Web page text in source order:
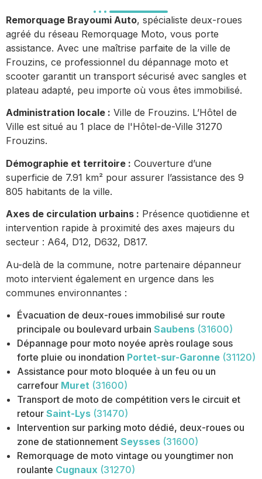
Remorquage Brayoumi Auto, spécialiste deux-roues
agréé du réseau Remorquage Moto, vous porte
assistance. Avec une maîtrise parfaite de la ville de
Frouzins, ce professionnel du dépannage moto et
scooter garantit un transport sécurisé avec sangles et
plateau adapté, peu importe où vous êtes immobilisé.
Administration locale : Ville de Frouzins. L’Hôtel de
Ville est situé au 1 place de l'Hôtel-de-Ville 31270
Frouzins.
Démographie et territoire : Couverture d’une
superficie de 7.91 km² pour assurer l’assistance des 9
805 habitants de la ville.
Axes de circulation urbains : Présence quotidienne et
intervention rapide à proximité des axes majeurs du
secteur : A64, D12, D632, D817.
Au-delà de la commune, notre partenaire dépanneur
moto intervient également en urgence dans les
communes environnantes :
Évacuation de deux-roues immobilisé sur route
principale ou boulevard urbain Saubens (31600)
Dépannage pour moto noyée après roulage sous
forte pluie ou inondation Portet-sur-Garonne (31120)
Assistance pour moto bloquée à un feu ou un
carrefour Muret (31600)
Transport de moto de compétition vers le circuit et
retour Saint-Lys (31470)
Intervention sur parking moto dédié, deux-roues ou
zone de stationnement Seysses (31600)
Remorquage de moto vintage ou youngtimer non
roulante Cugnaux (31270)